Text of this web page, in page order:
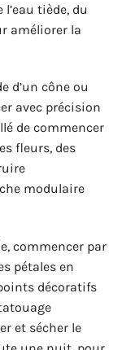
tiède, du
améliorer la
d’un cône ou
avec précision
de commencer
fleurs, des
modulaire
commencer par
pétales en
décoratifs
et sécher le